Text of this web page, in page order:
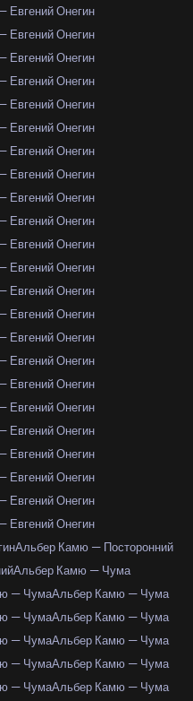
Евгений Онегин
Евгений Онегин
Евгений Онегин
Евгений Онегин
Евгений Онегин
Евгений Онегин
Евгений Онегин
Евгений Онегин
Евгений Онегин
Евгений Онегин
Евгений Онегин
Евгений Онегин
Евгений Онегин
Евгений Онегин
Евгений Онегин
Евгений Онегин
Евгений Онегин
Евгений Онегин
Евгений Онегин
Евгений Онегин
Евгений Онегин
Евгений Онегин
Евгений Онегин
Альбер Камю — Посторонний
Альбер Камю — Чума
— ЧумаАльбер Камю — Чума
— ЧумаАльбер Камю — Чума
— ЧумаАльбер Камю — Чума
— ЧумаАльбер Камю — Чума
— ЧумаАльбер Камю — Чума